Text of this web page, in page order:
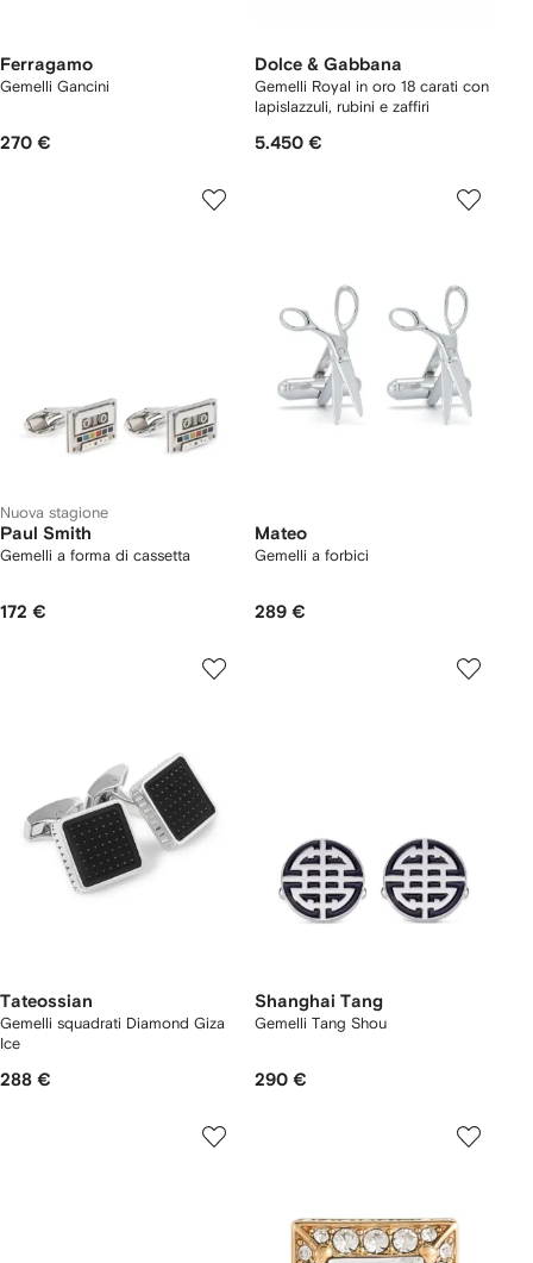
Ferragamo
Gemelli Gancini
270 €
Dolce & Gabbana
Gemelli Royal in oro 18 carati con
lapislazzuli, rubini e zaffiri
5.450 €
Nuova stagione
Paul Smith
Gemelli a forma di cassetta
172 €
Mateo
Gemelli a forbici
289 €
Tateossian
Gemelli squadrati Diamond Giza
Ice
288 €
Shanghai Tang
Gemelli Tang Shou
290 €